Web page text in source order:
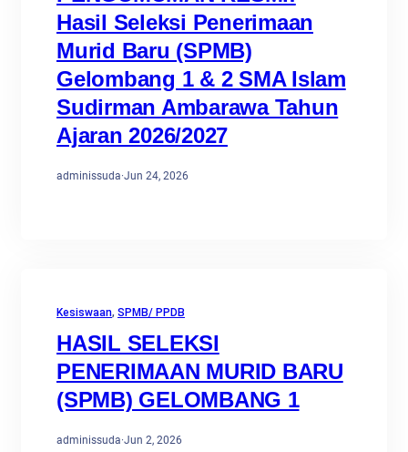
Hasil Seleksi Penerimaan
Murid Baru (SPMB)
Gelombang 1 & 2 SMA Islam
Sudirman Ambarawa Tahun
Ajaran 2026/2027
adminissuda·Jun 24, 2026
Kesiswaan, SPMB/ PPDB
HASIL SELEKSI
PENERIMAAN MURID BARU
(SPMB) GELOMBANG 1
adminissuda·Jun 2, 2026